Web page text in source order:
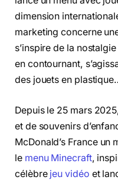
dimension
marketing concerne
s’inspire de la
en contournant,
des jouets en
Depuis le 25 mars
et de souvenirs
McDonald’s France un
le menu Minecraft,
célèbre jeu vidéo et